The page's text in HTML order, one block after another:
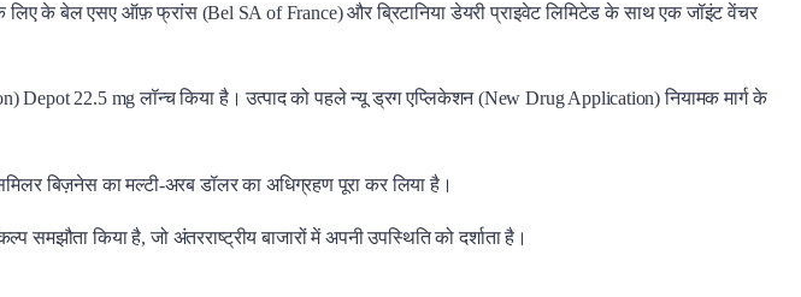
लिए के बेल एसए ऑफ़ फ्रांस (Bel SA of France) और ब्रिटानिया डेयरी प्राइवेट लिमिटेड के साथ एक जॉइंट वेंचर
22.5 mg लॉन्च किया है। उत्पाद को पहले न्यू ड्रग एप्लिकेशन (New Drug Application) नियामक मार्ग के
बिज़नेस का मल्टी-अरब डॉलर का अधिग्रहण पूरा कर लिया है।
किया है, जो अंतरराष्ट्रीय बाजारों में अपनी उपस्थिति को दर्शाता है।